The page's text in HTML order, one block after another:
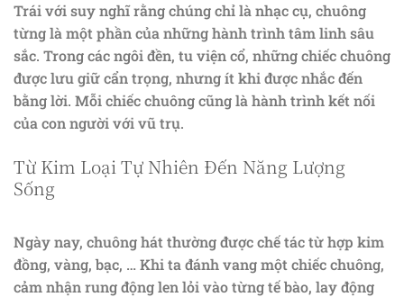
Trái với suy nghĩ rằng chúng chỉ là nhạc cụ, chuông
từng là một phần của những hành trình tâm linh sâu
sắc. Trong các ngôi đền, tu viện cổ, những chiếc chuông
được lưu giữ cẩn trọng, nhưng ít khi được nhắc đến
bằng lời. Mỗi chiếc chuông cũng là hành trình kết nối
của con người với vũ trụ.
Từ Kim Loại Tự Nhiên Đến Năng Lượng
Sống
Ngày nay, chuông hát thường được chế tác từ hợp kim
đồng, vàng, bạc, … Khi ta đánh vang một chiếc chuông,
cảm nhận rung động len lỏi vào từng tế bào, lay động